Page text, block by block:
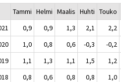
Tammi Helmi Maalis Huhti Touko
0,9 0,9 1,3 2,1 2,2
1,0 0,8 0,6 -0,3 -0,2
1,1 1,3 1,1 1,5 1,2
0,8 0,6 0,8 0,8 1,0